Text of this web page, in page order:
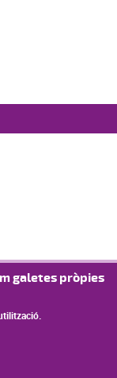
galetes pròpies